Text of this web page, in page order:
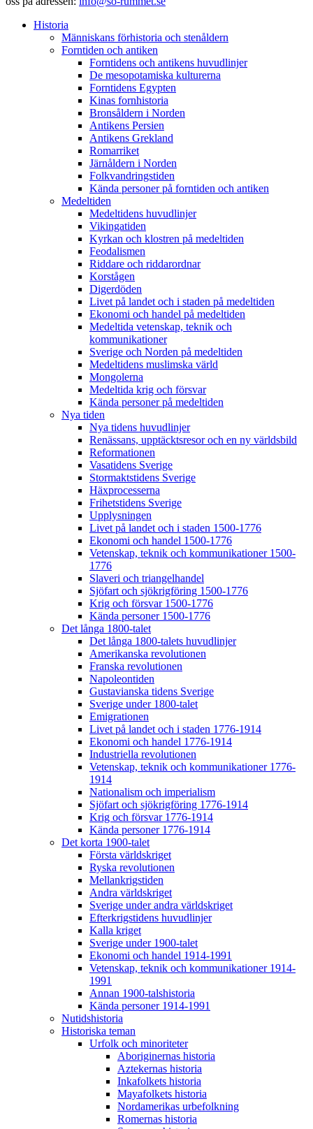
Historia
Människans förhistoria och stenåldern
Forntiden och antiken
Forntidens och antikens huvudlinjer
De mesopotamiska kulturerna
Forntidens Egypten
Kinas fornhistoria
Bronsåldern i Norden
Antikens Persien
Antikens Grekland
Romarriket
Järnåldern i Norden
Folkvandringstiden
Kända personer på forntiden och antiken
Medeltiden
Medeltidens huvudlinjer
Vikingatiden
Kyrkan och klostren på medeltiden
Feodalismen
Riddare och riddarordnar
Korstågen
Digerdöden
Livet på landet och i staden på medeltiden
Ekonomi och handel på medeltiden
Medeltida vetenskap, teknik och
kommunikationer
Sverige och Norden på medeltiden
Medeltidens muslimska värld
Mongolerna
Medeltida krig och försvar
Kända personer på medeltiden
Nya tiden
Nya tidens huvudlinjer
Renässans, upptäcktsresor och en ny världsbild
Reformationen
Vasatidens Sverige
Stormaktstidens Sverige
Häxprocesserna
Frihetstidens Sverige
Upplysningen
Livet på landet och i staden 1500-1776
Ekonomi och handel 1500-1776
Vetenskap, teknik och kommunikationer 1500-
1776
Slaveri och triangelhandel
Sjöfart och sjökrigföring 1500-1776
Krig och försvar 1500-1776
Kända personer 1500-1776
Det långa 1800-talet
Det långa 1800-talets huvudlinjer
Amerikanska revolutionen
Franska revolutionen
Napoleontiden
Gustavianska tidens Sverige
Sverige under 1800-talet
Emigrationen
Livet på landet och i staden 1776-1914
Ekonomi och handel 1776-1914
Industriella revolutionen
Vetenskap, teknik och kommunikationer 1776-
1914
Nationalism och imperialism
Sjöfart och sjökrigföring 1776-1914
Krig och försvar 1776-1914
Kända personer 1776-1914
Det korta 1900-talet
Första världskriget
Ryska revolutionen
Mellankrigstiden
Andra världskriget
Sverige under andra världskriget
Efterkrigstidens huvudlinjer
Kalla kriget
Sverige under 1900-talet
Ekonomi och handel 1914-1991
Vetenskap, teknik och kommunikationer 1914-
1991
Annan 1900-talshistoria
Kända personer 1914-1991
Nutidshistoria
Historiska teman
Urfolk och minoriteter
Aboriginernas historia
Aztekernas historia
Inkafolkets historia
Mayafolkets historia
Nordamerikas urbefolkning
Romernas historia